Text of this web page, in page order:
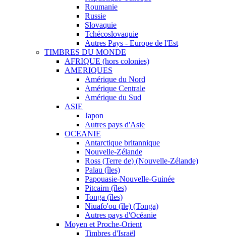
Roumanie
Russie
Slovaquie
Tchécoslovaquie
Autres Pays - Europe de l'Est
TIMBRES DU MONDE
AFRIQUE (hors colonies)
AMERIQUES
Amérique du Nord
Amérique Centrale
Amérique du Sud
ASIE
Japon
Autres pays d'Asie
OCEANIE
Antarctique britannique
Nouvelle-Zélande
Ross (Terre de) (Nouvelle-Zélande)
Palau (îles)
Papouasie-Nouvelle-Guinée
Pitcairn (îles)
Tonga (îles)
Niuafo'ou (île) (Tonga)
Autres pays d'Océanie
Moyen et Proche-Orient
Timbres d'Israël